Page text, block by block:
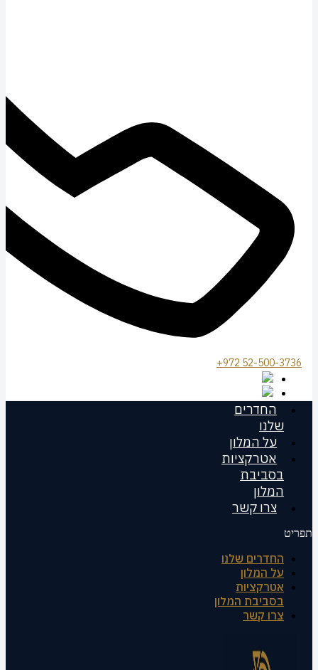
972 52-500-3736+
החדרים
שלנו
על המלון
אטרקציות
בסביבת
המלון
צרו קשר
תפריט
החדרים שלנו
על המלון
אטרקציות
בסביבת המלון
צרו קשר